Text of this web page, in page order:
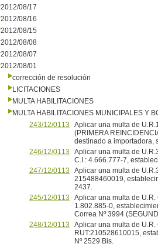
2012/08/17
2012/08/16
2012/08/15
2012/08/08
2012/08/07
2012/08/01
corrección de resolución
LICITACIONES
MULTA HABILITACIONES
MULTA HABILITACIONES MUNICIPALES Y
243/12/0113
Aplicar una multa de
(PRIMERA
destinado a importadora,
246/12/0113
Aplicar una multa de
C.I.: 4.666.777-7,
247/12/0113
Aplicar una multa de
215488460019,
2437.
245/12/0113
Aplicar una multa de U.R.
1.802.885-0,
Correa Nº 3994
248/12/0113
Aplicar una multa de
RUT:210528610015,
Nº 2529 Bis.